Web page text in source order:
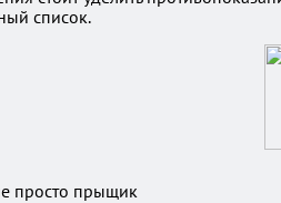
список.
просто прыщик